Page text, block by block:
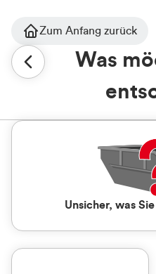
Zum Anfang zurück
Was
Unsicher, was